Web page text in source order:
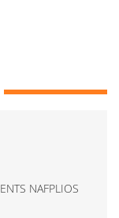
NAFPLIOS